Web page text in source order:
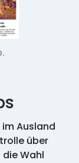
Ausland
über
Wahl